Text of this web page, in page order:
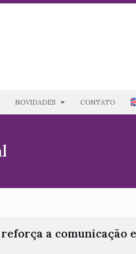
NOVIDADES CONTATO
a comunicação